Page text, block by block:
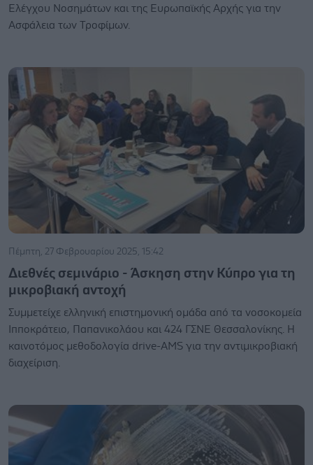
Ελέγχου Νοσημάτων και της Ευρωπαϊκής Αρχής για την
Ασφάλεια των Τροφίμων.
Πέμπτη, 27 Φεβρουαρίου 2025, 15:42
Διεθνές σεμινάριο - Άσκηση στην Κύπρο για τη
μικροβιακή αντοχή
Συμμετείχε ελληνική επιστημονική ομάδα από τα νοσοκομεία
Ιπποκράτειο, Παπανικολάου και 424 ΓΣΝΕ Θεσσαλονίκης. Η
καινοτόμος μεθοδολογία drive-AMS για την αντιμικροβιακή
διαχείριση.